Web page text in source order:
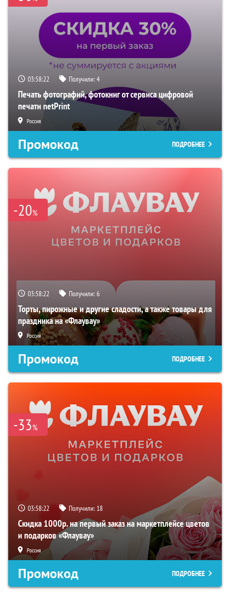
03:58:21 Получили:4
Печать фотографий, фотокниг от сервиса цифровой
печати netPrint
Россия
Промокод ПОДРОБНЕЕ
-20%
03:58:21 Получили:6
Торты, пирожные и другие сладости, а также товары для
праздника на «Флаувау»
Россия
Промокод ПОДРОБНЕЕ
-33%
03:58:21 Получили: 18
Скидка 1000р. на первый заказ на маркетплейсе цветов
и подарков «Флаувау»
Россия
Промокод ПОДРОБНЕЕ